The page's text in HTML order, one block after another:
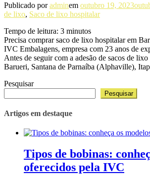
Publicado poradminem outubro 19, 2023
de lixo, Saco de lixo hospitalar
Tempo de leitura: 3 minutos
Precisa comprar saco de lixo hospitalar em
IVC Embalagens, empresa com 23 anos de
Antes de seguir com a adesão de sacos de
Barueri, Santana de Parnaíba (Alphaville),
Pesquisar
Pesquisar
Artigos em destaque
Tipos de bobinas:
oferecidos pela IVC